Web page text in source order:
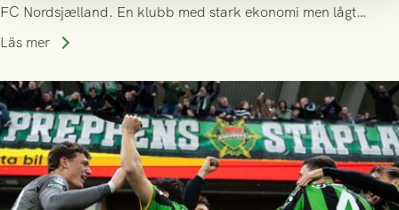
FC Nordsjælland. En klubb med stark ekonomi men lågt
publiksnitt, ett lag med både kollektiv styrka och individuell
Läs mer